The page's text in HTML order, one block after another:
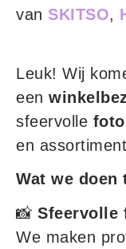
van SKITSO,
Leuk! Wij
een
sfeervolle
en
Wat we doen
📸 Sfeervolle
We maken